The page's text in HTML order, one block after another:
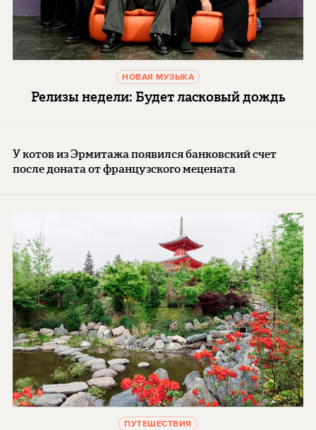
НОВАЯ МУЗЫКА
Релизы недели: Будет ласковый дождь
У котов из Эрмитажа появился банковский счет
после доната от французского мецената
ПУТЕШЕСТВИЯ